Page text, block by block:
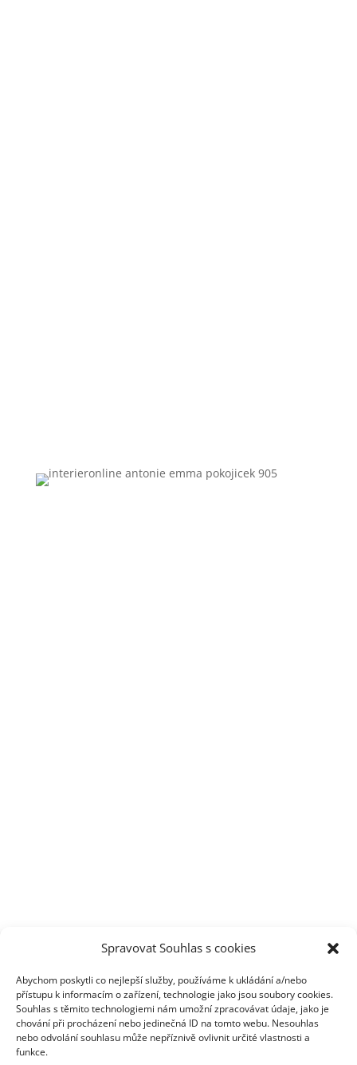
Spravovat Souhlas s cookies
Abychom poskytli co nejlepší služby, používáme k ukládání a/nebo
přístupu k informacím o zařízení, technologie jako jsou soubory cookies.
Souhlas s těmito technologiemi nám umožní zpracovávat údaje, jako je
chování při procházení nebo jedinečná ID na tomto webu. Nesouhlas
nebo odvolání souhlasu může nepříznivě ovlivnit určité vlastnosti a
funkce.na boku horní skříňky jsou řpišroubované háčky na